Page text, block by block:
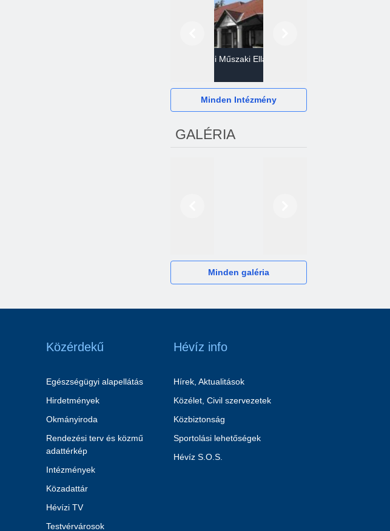
Gazdasági Műszaki Ellátó
Minden Intézmény
GALÉRIA
Minden galéria
Közérdekű
Egészségügyi alapellátás
Hirdetmények
Okmányiroda
Rendezési terv és közmű
adattérkép
Intézmények
Közadattár
Hévízi TV
Testvérvárosok
Hévíz info
Hírek, Aktualitások
Közélet, Civil szervezetek
Közbiztonság
Sportolási lehetőségek
Hévíz S.O.S.